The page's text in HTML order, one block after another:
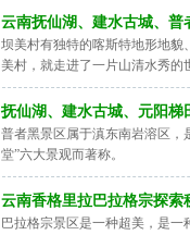
云南抚仙湖、建水古城、普
坝美村有独特的喀斯特地形地貌
美村，就走进了一片山清水秀的
抚仙湖、建水古城、元阳梯
普者黑景区属于滇东南岩溶区，
堂”六大景观而著称。
云南香格里拉巴拉格宗探索
巴拉格宗景区是一种超美，是